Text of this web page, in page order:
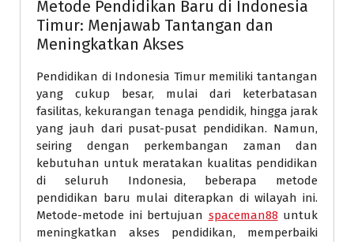
Metode Pendidikan Baru di Indonesia
Timur: Menjawab Tantangan dan
Meningkatkan Akses
Pendidikan di Indonesia Timur memiliki tantangan
yang cukup besar, mulai dari keterbatasan
fasilitas, kekurangan tenaga pendidik, hingga jarak
yang jauh dari pusat-pusat pendidikan. Namun,
seiring dengan perkembangan zaman dan
kebutuhan untuk meratakan kualitas pendidikan
di seluruh Indonesia, beberapa metode
pendidikan baru mulai diterapkan di wilayah ini.
Metode-metode ini bertujuan spaceman88 untuk
meningkatkan akses pendidikan, memperbaiki